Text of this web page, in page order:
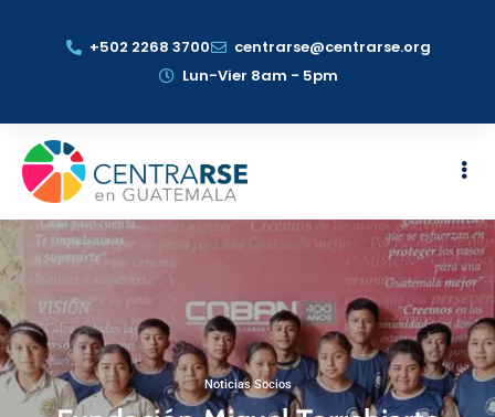
+502 2268 3700
centrarse@centrarse.org
Lun-Vier 8am - 5pm
Noticias Socios